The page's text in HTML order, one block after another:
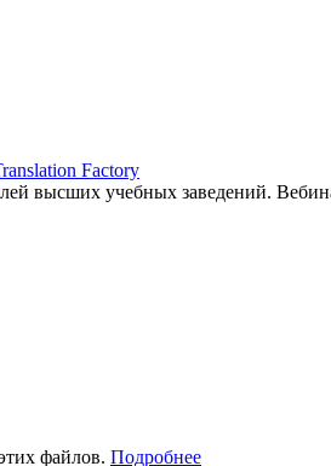
Factory
высших учебных заведений.
файлов. Подробнее